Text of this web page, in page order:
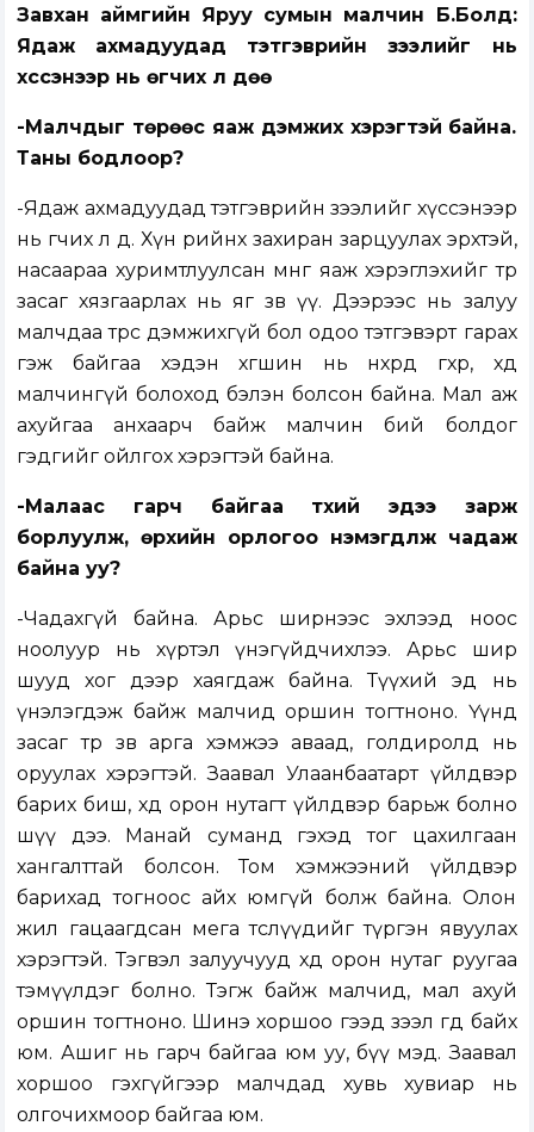
Завхан аймгийн Яруу сумын малчин Б.Болд:
Ядаж ахмадуудад тэтгэврийн зээлийг нь
хүссэнээр нь өгчих л дөө
-Малчдыг төрөөс яаж дэмжих хэрэгтэй байна.
Таны бодлоор?
-Ядаж ахмадуудад тэтгэврийн зээлийг хүссэнээр
нь өгчих л дөө. Хүн өөрийнхөө захиран зарцуулах эрхтэй,
насаараа хуримтлуулсан мөнгөө яаж хэрэглэхийг төр
засаг хязгаарлах нь яг зөв үү. Дээрээс нь залуу
малчдаа төрөөс дэмжихгүй бол одоо тэтгэвэрт гарах
гэж байгаа хэдэн хөгшин нь өнхрөөд өгөхөөр, хөдөө
малчингүй болоход бэлэн болсон байна. Мал аж
ахуйгаа анхаарч байж малчин бий болдог
гэдгийг ойлгох хэрэгтэй байна.
-Малаас гарч байгаа түүхий эдээ зарж
борлуулж, өрхийн орлогоо нэмэгдүүлж чадаж
байна уу?
-Чадахгүй байна. Арьс ширнээс эхлээд ноос
ноолуур нь хүртэл үнэгүйдчихлээ. Арьс шир
шууд хог дээр хаягдаж байна. Түүхий эд нь
үнэлэгдэж байж малчид оршин тогтноно. Үүнд
засаг төр зөв арга хэмжээ аваад, голдиролд нь
оруулах хэрэгтэй. Заавал Улаанбаатарт үйлдвэр
барих биш, хөдөө орон нутагт үйлдвэр барьж болно
шүү дээ. Манай суманд гэхэд тог цахилгаан
хангалттай болсон. Том хэмжээний үйлдвэр
барихад тогноос айх юмгүй болж байна. Олон
жил гацаагдсан мега төслүүдийг түргэн явуулах
хэрэгтэй. Тэгвэл залуучууд хөдөө орон нутаг руугаа
тэмүүлдэг болно. Тэгж байж малчид, мал ахуй
оршин тогтноно. Шинэ хоршоо гээд зээл өгөөд байх
юм. Ашиг нь гарч байгаа юм уу, бүү мэд. Заавал
хоршоо гэхгүйгээр малчдад хувь хувиар нь
олгочихмоор байгаа юм.